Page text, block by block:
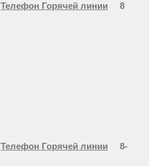
Телефон Горячей линии
8
Телефон Горячей линии
8-